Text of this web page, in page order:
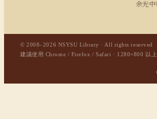
余光
© 2008–2026 NSYSU Library · All rights reserved
建議使用 Chrome / Firefox / Safari · 1280×800 以